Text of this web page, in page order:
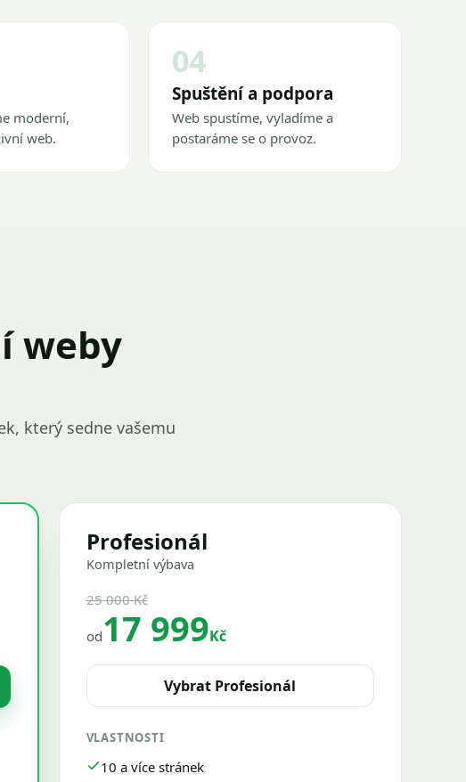
moderní,
web.
04
Spuštění a podpora
Web spustíme, vyladíme a
postaráme se o provoz.
weby
který sedne vašemu
Profesionál
Kompletní výbava
25 000 Kč
od17 999Kč
Vybrat Profesionál
VLASTNOSTI
10 a více stránek